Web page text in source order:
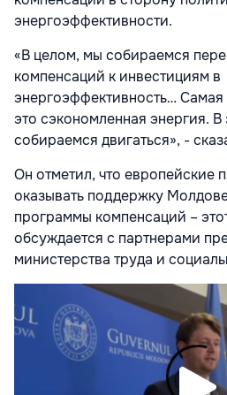
энергоэффективности.
«В целом, мы собираемся
компенсаций к инвестициям в
энергоэффективность…
это сэкономленная энергия.
собираемся двигаться», -
Он отметил, что европейские
оказывать поддержку
программы компенсаций –
обсуждается с партнерами
министерства труда и